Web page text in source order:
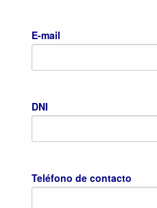
E-mail
DNI
Teléfono de contacto